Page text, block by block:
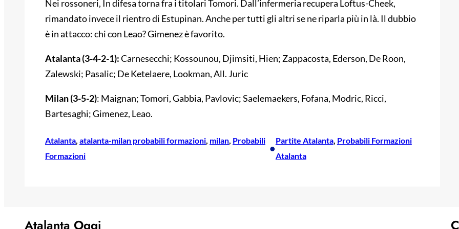
Nei rossoneri, In difesa torna fra i titolari Tomori. Dall’infermeria recupera Loftus-Cheek,
rimandato invece il rientro di Estupinan. Anche per tutti gli altri se ne riparla più in là. Il dubbio
è in attacco: chi con Leao? Gimenez è favorito.
Atalanta (3-4-2-1):Carnesecchi; Kossounou, Djimsiti, Hien; Zappacosta, Ederson, De Roon,
Zalewski; Pasalic; De Ketelaere, Lookman, All. Juric
Milan (3-5-2): Maignan; Tomori, Gabbia, Pavlovic; Saelemaekers, Fofana, Modric, Ricci,
Bartesaghi; Gimenez, Leao.
Atalanta, atalanta-milan probabili formazioni, milan, Probabili
Formazioni
•
Partite Atalanta, Probabili Formazioni
Atalanta
Atalanta Oggi